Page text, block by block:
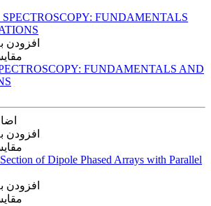
افزودن
FUNDAMENTALS AND
افزودن
افزودن